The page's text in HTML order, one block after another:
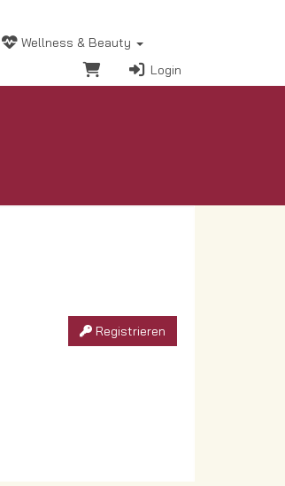
Wellness & Beauty
Login
Registrieren